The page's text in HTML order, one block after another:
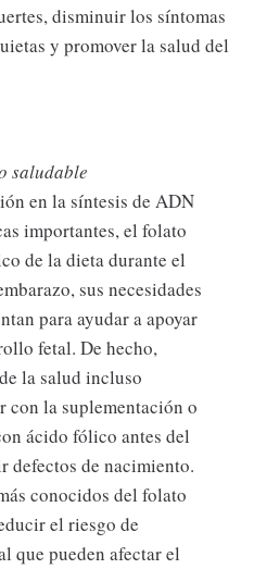
disminuir los síntomas
y promover la salud del
saludable
en la síntesis de ADN
importantes, el folato
de la dieta durante el
sus necesidades
para ayudar a apoyar
fetal. De hecho,
la salud incluso
con la suplementación o
ácido fólico antes del
defectos de nacimiento.
conocidos del folato
el riesgo de
que pueden afectar el